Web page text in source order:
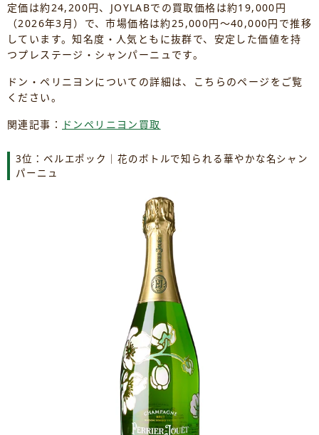
定価は約24,200円、JOYLABでの買取価格は約19,000円
（2026年3月）で、市場価格は約25,000円～40,000円で推移
しています。知名度・人気ともに抜群で、安定した価値を持
つプレステージ・シャンパーニュです。
ドン・ペリニヨンについての詳細は、こちらのページをご覧
ください。
関連記事： ドンペリニヨン買取
3位：ベルエポック｜花のボトルで知られる華やかな名シャン
パーニュ